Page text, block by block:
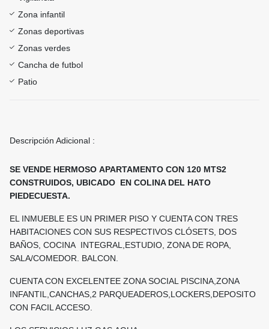
Zona infantil
Zonas deportivas
Zonas verdes
Cancha de futbol
Patio
Descripción Adicional :
SE VENDE HERMOSO APARTAMENTO CON 120 MTS2
CONSTRUIDOS, UBICADO EN COLINA DEL HATO
PIEDECUESTA.
EL INMUEBLE ES UN PRIMER PISO Y CUENTA CON TRES
HABITACIONES CON SUS RESPECTIVOS CLÓSETS, DOS
BAÑOS, COCINA INTEGRAL,ESTUDIO, ZONA DE ROPA,
SALA/COMEDOR. BALCON.
CUENTA CON EXCELENTEE ZONA SOCIAL PISCINA,ZONA
INFANTIL,CANCHAS,2 PARQUEADEROS,LOCKERS,DEPOSITO
CON FACIL ACCESO.